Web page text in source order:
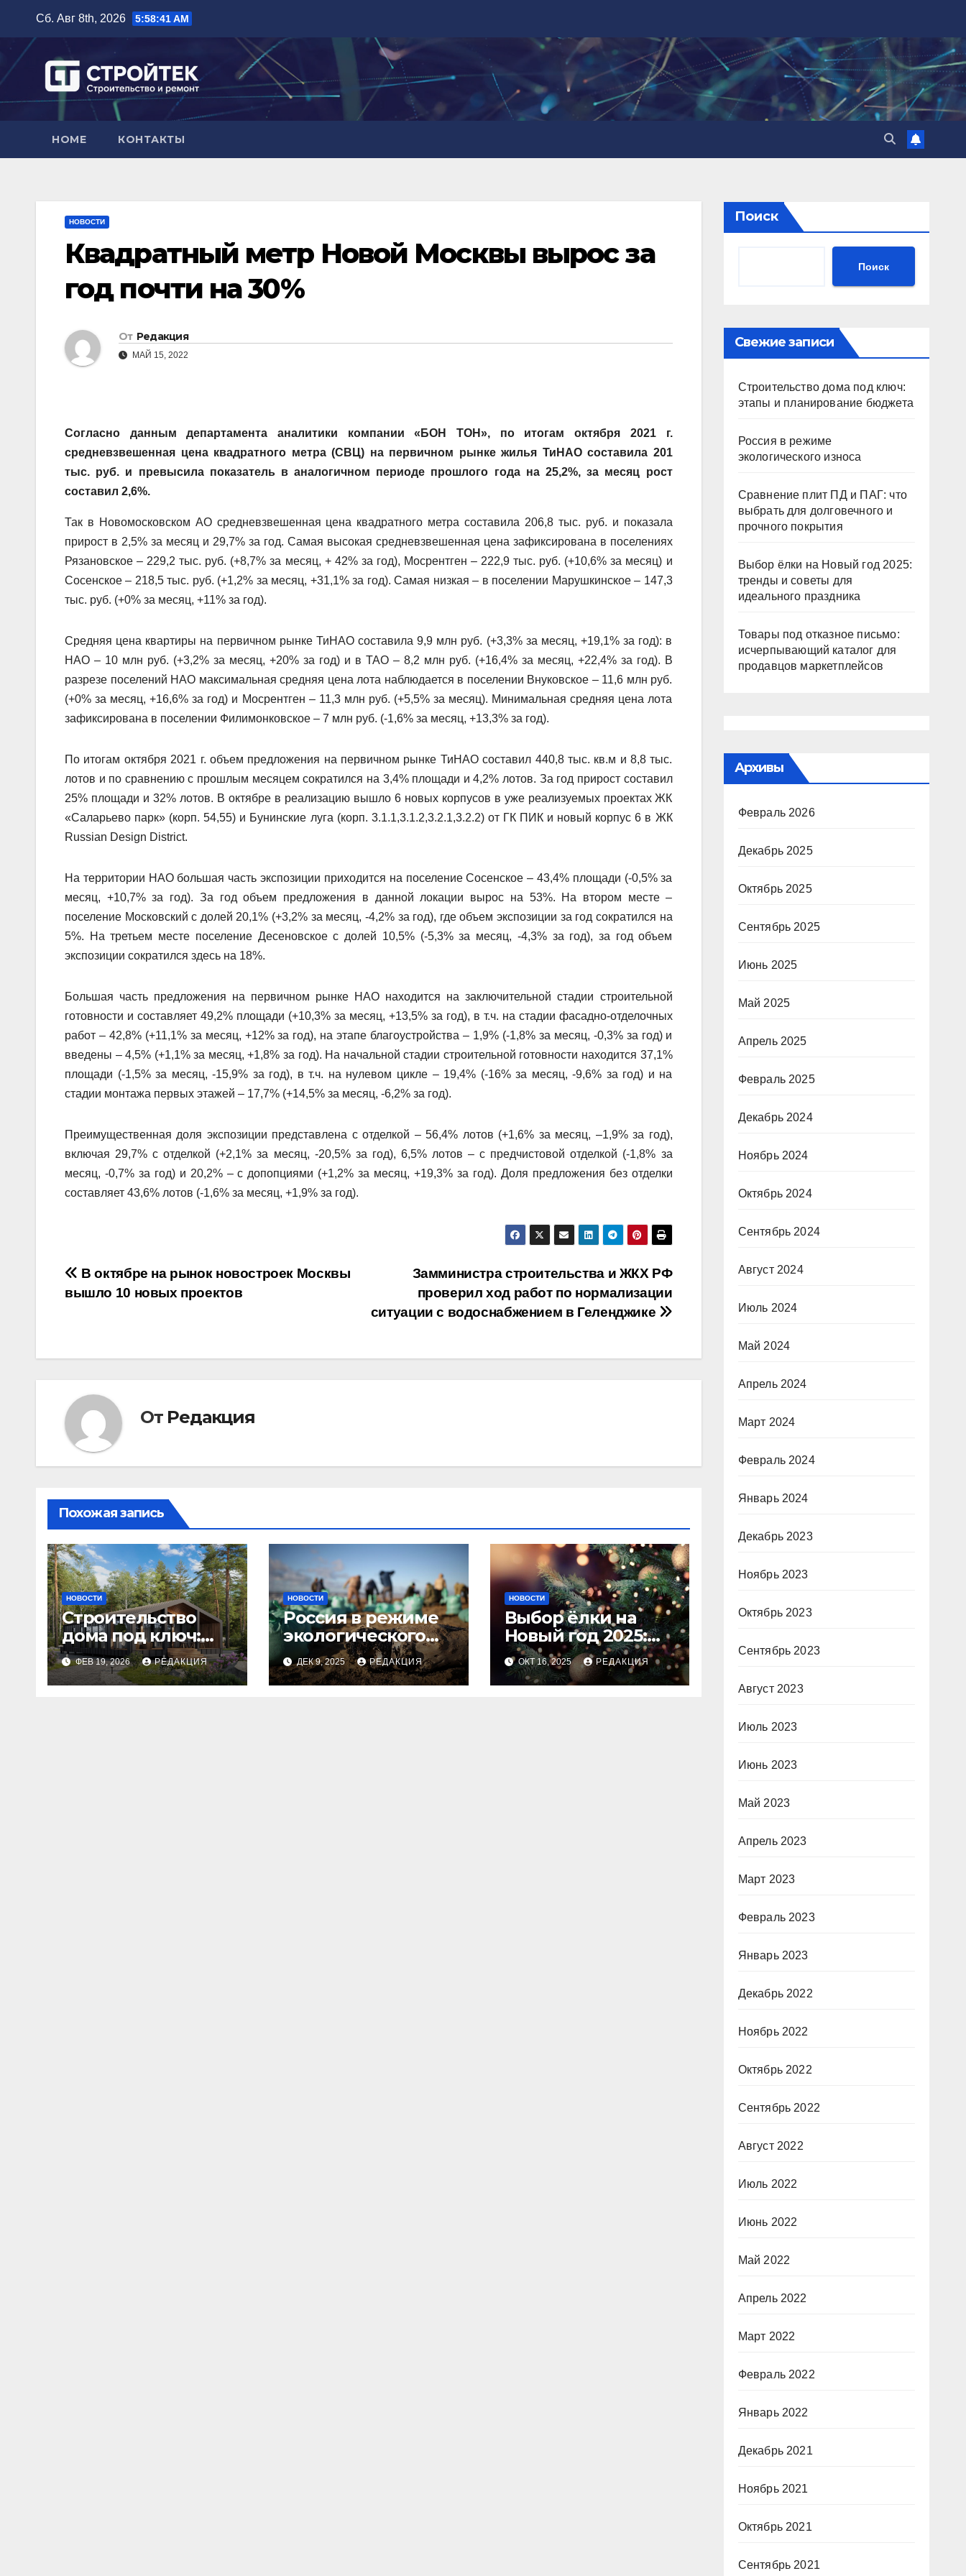
содержимому
Сб. Авг 8th, 2026 5:58:42 AM
HOME КОНТАКТЫ
НОВОСТИ
Квадратный метр Новой Москвы вырос за
год почти на 30%
От Редакция
МАЙ 15, 2022
Согласно данным департамента аналитики компании «БОН ТОН», по итогам октября 2021 г.
средневзвешенная цена квадратного метра (СВЦ) на первичном рынке жилья ТиНАО составила 201
тыс. руб. и превысила показатель в аналогичном периоде прошлого года на 25,2%, за месяц рост
составил 2,6%.
Так в Новомосковском АО средневзвешенная цена квадратного метра составила 206,8 тыс. руб. и показала
прирост в 2,5% за месяц и 29,7% за год. Самая высокая средневзвешенная цена зафиксирована в поселениях
Рязановское – 229,2 тыс. руб. (+8,7% за месяц, + 42% за год), Мосрентген – 222,9 тыс. руб. (+10,6% за месяц) и
Сосенское – 218,5 тыс. руб. (+1,2% за месяц, +31,1% за год). Самая низкая – в поселении Марушкинское – 147,3
тыс. руб. (+0% за месяц, +11% за год).
Средняя цена квартиры на первичном рынке ТиНАО составила 9,9 млн руб. (+3,3% за месяц, +19,1% за год): в
НАО – 10 млн руб. (+3,2% за месяц, +20% за год) и в ТАО – 8,2 млн руб. (+16,4% за месяц, +22,4% за год). В
разрезе поселений НАО максимальная средняя цена лота наблюдается в поселении Внуковское – 11,6 млн руб.
(+0% за месяц, +16,6% за год) и Мосрентген – 11,3 млн руб. (+5,5% за месяц). Минимальная средняя цена лота
зафиксирована в поселении Филимонковское – 7 млн руб. (-1,6% за месяц, +13,3% за год).
По итогам октября 2021 г. объем предложения на первичном рынке ТиНАО составил 440,8 тыс. кв.м и 8,8 тыс.
лотов и по сравнению с прошлым месяцем сократился на 3,4% площади и 4,2% лотов. За год прирост составил
25% площади и 32% лотов. В октябре в реализацию вышло 6 новых корпусов в уже реализуемых проектах ЖК
«Саларьево парк» (корп. 54,55) и Бунинские луга (корп. 3.1.1,3.1.2,3.2.1,3.2.2) от ГК ПИК и новый корпус 6 в ЖК
Russian Design District.
На территории НАО большая часть экспозиции приходится на поселение Сосенское – 43,4% площади (-0,5% за
месяц, +10,7% за год). За год объем предложения в данной локации вырос на 53%. На втором месте –
поселение Московский с долей 20,1% (+3,2% за месяц, -4,2% за год), где объем экспозиции за год сократился на
5%. На третьем месте поселение Десеновское с долей 10,5% (-5,3% за месяц, -4,3% за год), за год объем
экспозиции сократился здесь на 18%.
Большая часть предложения на первичном рынке НАО находится на заключительной стадии строительной
готовности и составляет 49,2% площади (+10,3% за месяц, +13,5% за год), в т.ч. на стадии фасадно-отделочных
работ – 42,8% (+11,1% за месяц, +12% за год), на этапе благоустройства – 1,9% (-1,8% за месяц, -0,3% за год) и
введены – 4,5% (+1,1% за месяц, +1,8% за год). На начальной стадии строительной готовности находится 37,1%
площади (-1,5% за месяц, -15,9% за год), в т.ч. на нулевом цикле – 19,4% (-16% за месяц, -9,6% за год) и на
стадии монтажа первых этажей – 17,7% (+14,5% за месяц, -6,2% за год).
Преимущественная доля экспозиции представлена с отделкой – 56,4% лотов (+1,6% за месяц, –1,9% за год),
включая 29,7% с отделкой (+2,1% за месяц, -20,5% за год), 6,5% лотов – с предчистовой отделкой (-1,8% за
месяц, -0,7% за год) и 20,2% – с допопциями (+1,2% за месяц, +19,3% за год). Доля предложения без отделки
составляет 43,6% лотов (-1,6% за месяц, +1,9% за год).
Навигация
Замминистра строительства и ЖКХ РФ
проверил ход работ по нормализации
ситуации с водоснабжением в Геленджике
В октябре на рынок новостроек Москвы
вышло 10 новых проектов
От Редакция
Похожая запись
НОВОСТИ
Строительство
дома под ключ:
этапы и
планирование
бюджета
ФЕВ 19, 2026 РЕДАКЦИЯ
НОВОСТИ
Россия в режиме
экологического
износа
ДЕК 9, 2025 РЕДАКЦИЯ
НОВОСТИ
Выбор ёлки на
Новый год 2025:
тренды и советы
для идеального
праздника
ОКТ 16, 2025 РЕДАКЦИЯ
Поиск
Поиск
Свежие записи
Строительство дома под ключ:
этапы и планирование бюджета
Россия в режиме
экологического износа
Сравнение плит ПД и ПАГ: что
выбрать для долговечного и
прочного покрытия
Выбор ёлки на Новый год 2025:
тренды и советы для
идеального праздника
Товары под отказное письмо:
исчерпывающий каталог для
продавцов маркетплейсов
Архивы
Февраль 2026
Декабрь 2025
Октябрь 2025
Сентябрь 2025
Июнь 2025
Май 2025
Апрель 2025
Февраль 2025
Декабрь 2024
Ноябрь 2024
Октябрь 2024
Сентябрь 2024
Август 2024
Июль 2024
Май 2024
Апрель 2024
Март 2024
Февраль 2024
Январь 2024
Декабрь 2023
Ноябрь 2023
Октябрь 2023
Сентябрь 2023
Август 2023
Июль 2023
Июнь 2023
Май 2023
Апрель 2023
Март 2023
Февраль 2023
Январь 2023
Декабрь 2022
Ноябрь 2022
Октябрь 2022
Сентябрь 2022
Август 2022
Июль 2022
Июнь 2022
Май 2022
Апрель 2022
Март 2022
Февраль 2022
Январь 2022
Декабрь 2021
Ноябрь 2021
Октябрь 2021
Сентябрь 2021